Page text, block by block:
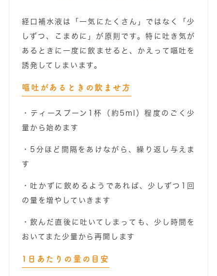
経口補水液は「一気にたくさん」ではなく「少
しずつ、こまめに」が原則です。特に吐き気が
あるときに一度に飲ませると、かえって嘔吐を
誘発してしまいます。
嘔吐があるときの飲ませ方
・ティースプーン1杯（約5ml）程度のごく少
量から始めます
・5分ほど間隔をあけながら、繰り返し与えま
す
・吐かずに飲めるようであれば、少しずつ1回
の量を増やしていきます
・飲んだ直後に吐いてしまっても、少し時間を
おいてまた少量から再開します
1日あたりの量の目安